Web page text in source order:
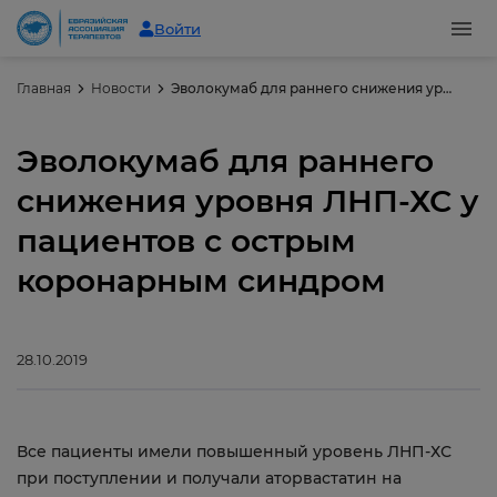
Войти
Главная Новости Эволокумаб для раннего снижения уровня ЛНП-ХС у пациентов с острым коронарным синдром
Эволокумаб для раннего
снижения уровня ЛНП-ХС у
пациентов с острым
коронарным синдром
28.10.2019
Все пациенты имели повышенный уровень ЛНП-ХС
при поступлении и получали аторвастатин на